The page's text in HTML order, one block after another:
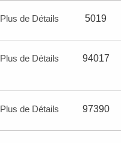
Plus de Détails 5019
Plus de Détails 94017
Plus de Détails 97390